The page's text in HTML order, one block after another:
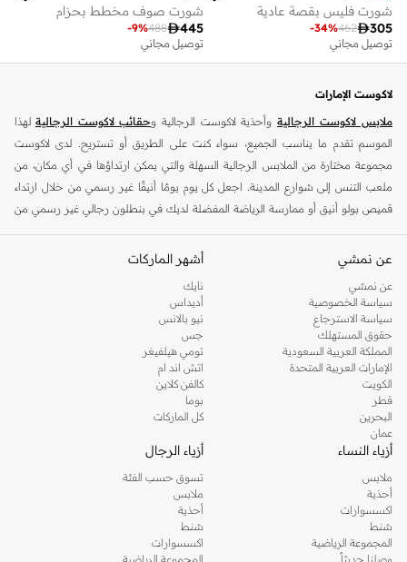
شورت فليس بقصة عادية
305
462
-34%
توصيل مجاني
شورت صوف مخطط بحزام
445
488
-9%
توصيل مجاني
لاكوست الإمارات
ملابس لاكوست الرجالية وأحذية لاكوست الرجالية وحقائب لاكوست الرجالية لهذا
الموسم تقدم ما يناسب الجميع، سواء كنت على الطريق أو تستريح. لدى لاكوست
مجموعة مختارة من الملابس الرجالية السهلة والتي يمكن ارتداؤها في أي مكان، من
ملعب التنس إلى شوارع المدينة. اجعل كل يوم يومًا أنيقًا غير رسمي من خلال ارتداء
قميص بولو أنيق أو ممارسة الرياضة المفضلة لديك في بنطلون رجالي غير رسمي من
ومعاطف لاكوست الرجالية
. إذا كنت تستمتع بالموضة وتريد الظهور بأفضل ما لديك،
لتجعلك تشعر بالروعة. هناك الكثير من الجيوب لهاتفك، وأربطة لتحميك من الهواء البارد،
لذا مع إكسسوارات لاكوست الرجالية
لن تمر مرور الكرام أبدًا.الفت الأنظار بملابسك
وارتقي بستايلك إلى المستوى التالي مع زوج من النظارات الشمسية وحقيبة رجالي
عصرية من مجموعة حقائب لاكوست الرجالية. الراحة هي العنوان في هذه المجموعة،
وهي مصنوعة من أقمشة عالية الجودة مثل القطن البارد، والصوف الدافئ والصوف
العادي، والأقمشة عالية الجودة للرياضيين التي تسمح بمرور الهواء. يحتوي على جيوب
بسحاب وأكمام مبطنة وأكمام طويلة وقصيرة و
ساعة لاكوست للرجال
لاكوست الرجالية، ستحصل على إطلالة بسيطة و مميزة. تسوق في متجر نمشي
محافظ لاكوست الرجالية
تسوق أحذية لاكوست في دبي
تصفحيمجموعة الملابس النسائية من لاكوستإذا كنتي تفضلي الستايل الأنيق الغير
عن نمشي
عن نمشي
سياسة الخصوصية
سياسة الاسترجاع
حقوق المستهلك
المملكة العربية السعودية
الإمارات العربية المتحدة
الكويت
قطر
البحرين
عمان
أشهر الماركات
نايك
أديداس
نيو بالانس
جس
تومي هيلفيغر
اتش اند ام
كالفن كلاين
بوما
كل الماركات
أزياء النساء
ملابس
أحذية
اكسسوارات
شنط
المجموعة الرياضية
وصلنا حديثاً
أزياء الرجال
تسوق حسب الفئة
ملابس
أحذية
شنط
اكسسوارات
المجموعة الرياضية